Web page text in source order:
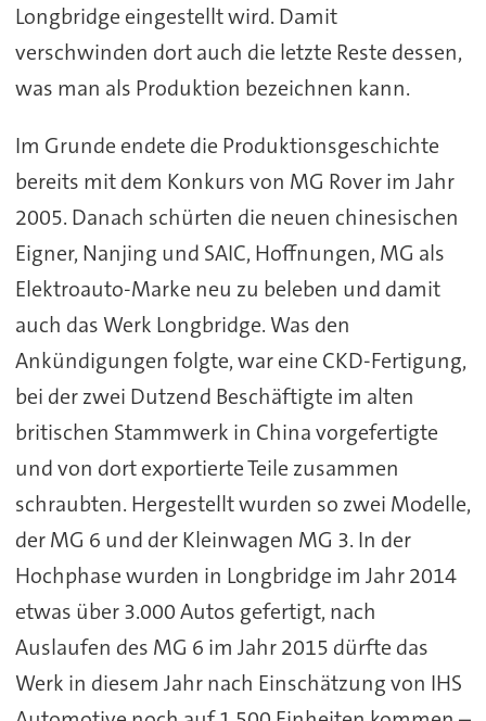
Longbridge eingestellt wird. Damit
verschwinden dort auch die letzte Reste dessen,
was man als Produktion bezeichnen kann.
Im Grunde endete die Produktionsgeschichte
bereits mit dem Konkurs von MG Rover im Jahr
2005. Danach schürten die neuen chinesischen
Eigner, Nanjing und SAIC, Hoffnungen, MG als
Elektroauto-Marke neu zu beleben und damit
auch das Werk Longbridge. Was den
Ankündigungen folgte, war eine CKD-Fertigung,
bei der zwei Dutzend Beschäftigte im alten
britischen Stammwerk in China vorgefertigte
und von dort exportierte Teile zusammen
schraubten. Hergestellt wurden so zwei Modelle,
der MG 6 und der Kleinwagen MG 3. In der
Hochphase wurden in Longbridge im Jahr 2014
etwas über 3.000 Autos gefertigt, nach
Auslaufen des MG 6 im Jahr 2015 dürfte das
Werk in diesem Jahr nach Einschätzung von IHS